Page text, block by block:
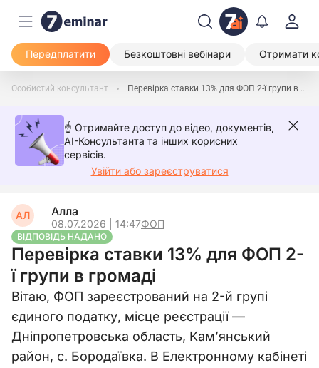
Передплатити Безкоштовні вебінари Отримати
Особистий консультант Перевірка ставки 13% для ФОП 2-ї групи в громаді
☝️ Отримайте доступ до відео, документів,
AI-Консультанта та інших корисних
сервісів.
Увійти або зареєструватися
АЛ Алла
08.07.2026 | 14:47ФОП
ВІДПОВІДЬ НАДАНО
Перевірка ставки 13% для ФОП 2-
ї групи в громаді
Вітаю, ФОП зареєстрований на 2-й групі
єдиного податку, місце реєстрації —
Дніпропетровська область, Кам’янський
район, с. Бородаївка. В Електронному кабінеті